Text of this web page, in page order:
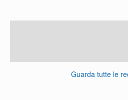
Guarda tutte le